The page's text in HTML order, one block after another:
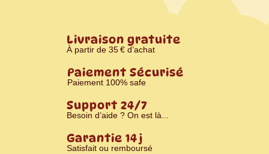
Livraison gratuite
À partir de 35 € d’achat
Paiement Sécurisé
Paiement 100% safe
Support 24/7
Besoin d’aide ? On est là...
Garantie 14 j
Satisfait ou remboursé